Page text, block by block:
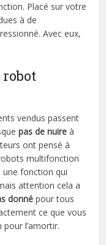
Placé sur votre
à de
Avec eux,
vendus passent
pas de nuire à
ont pensé à
multifonction
fonction qui
attention cela a
donné pour tous
ce que vous
pour l’amortir.